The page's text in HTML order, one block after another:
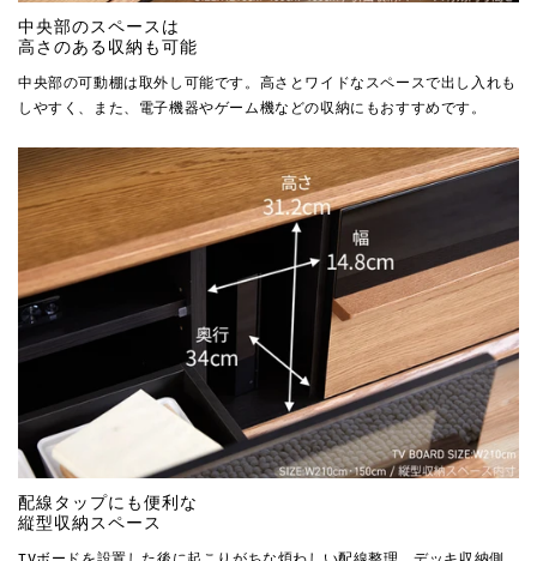
中央部のスペースは
高さのある収納も可能
中央部の可動棚は取外し可能です。高さとワイドなスペースで出し入れも
しやすく、また、電子機器やゲーム機などの収納にもおすすめです。
配線タップにも便利な
縦型収納スペース
TVボードを設置した後に起こりがちな煩わしい配線整理。デッキ収納側